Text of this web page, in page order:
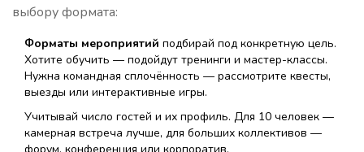
выбору формата:
Форматы мероприятий подбирай под конкретную цель.
Хотите обучить — подойдут тренинги и мастер-классы.
Нужна командная сплочённость — рассмотрите квесты,
выезды или интерактивные игры.
Учитывай число гостей и их профиль. Для 10 человек —
камерная встреча лучше, для больших коллективов —